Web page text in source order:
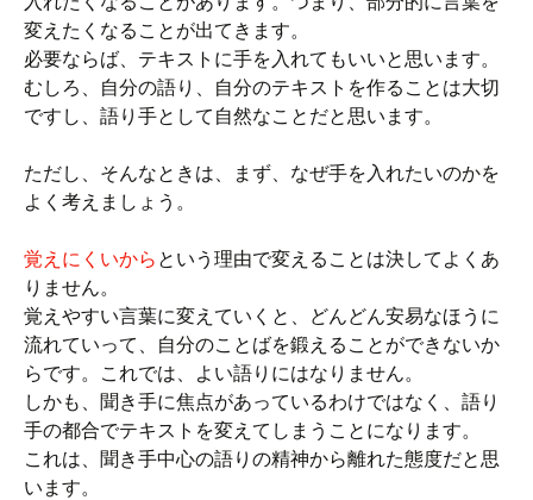
変えたくなることが出てきます。
必要ならば、テキストに手を入れてもいいと思います。
むしろ、自分の語り、自分のテキストを作ることは大切
ですし、語り手として自然なことだと思います。
ただし、そんなときは、まず、なぜ手を入れたいのかを
よく考えましょう。
覚えにくいから という理由で変えることは決してよくあ
りません。
覚えやすい言葉に変えていくと、どんどん安易なほうに
流れていって、自分のことばを鍛えることができないか
らです。これでは、よい語りにはなりません。
しかも、聞き手に焦点があっているわけではなく、語り
手の都合でテキストを変えてしまうことになります。
これは、聞き手中心の語りの精神から離れた態度だと思
います。